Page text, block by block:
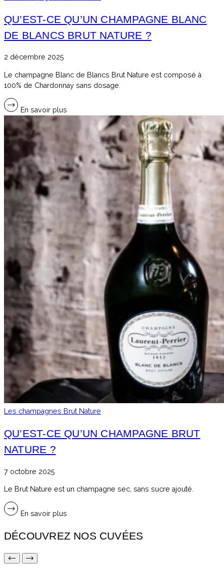
QU’EST-CE QU’UN CHAMPAGNE BLANC
DE BLANCS BRUT NATURE ?
2 décembre 2025
Le champagne Blanc de Blancs Brut Nature est composé à
100% de Chardonnay sans dosage.
En savoir plus
Les champagnes Brut Nature
QU’EST-CE QU’UN CHAMPAGNE BRUT
NATURE ?
7 octobre 2025
Le Brut Nature est un champagne sec, sans sucre ajouté.
En savoir plus
DÉCOUVREZ NOS CUVÉES